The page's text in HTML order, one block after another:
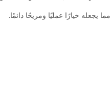
يجعله خيارًا عمليًا ومريحًا دائمًا.